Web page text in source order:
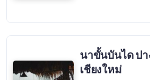
นาขั้นบันได ปา
เชียงใหม่